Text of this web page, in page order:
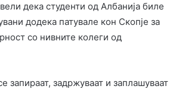
дека студенти од Албанија биле
додека патувале кон Скопје за
со нивните колеги од
запираат, задржуваат и заплашуваат